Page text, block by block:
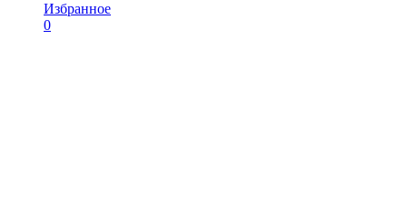
Избранное
0